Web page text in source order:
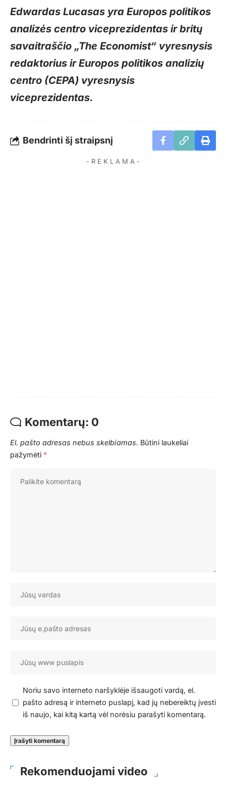
Edwardas Lucasas yra Europos politikos
analizės centro viceprezidentas ir britų
savaitraščio „The Economist“ vyresnysis
redaktorius ir Europos politikos analizių
centro (CEPA) vyresnysis
viceprezidentas.
Bendrinti šį straipsnį
- R E K L A M A -
Komentarų: 0
El. pašto adresas nebus skelbiamas. Būtini laukeliai
pažymėti *
Noriu savo interneto naršyklėje išsaugoti vardą, el.
pašto adresą ir interneto puslapį, kad jų nebereiktų įvesti
iš naujo, kai kitą kartą vėl norėsiu parašyti komentarą.
Rekomenduojami video